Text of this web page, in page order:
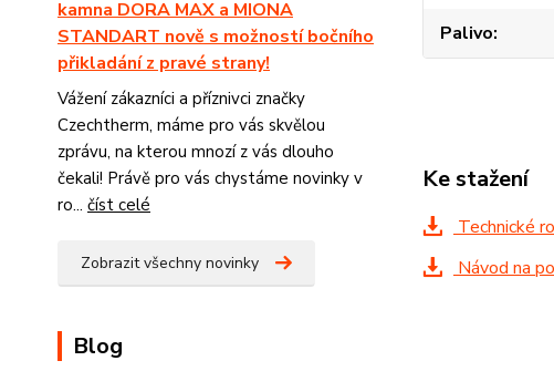
kamna DORA MAX a MIONA
STANDART nově s možností bočního
přikladání z pravé strany!
Vážení zákazníci a příznivci značky
Czechtherm, máme pro vás skvělou
zprávu, na kterou mnozí z vás dlouho
čekali! Právě pro vás chystáme novinky v
ro... číst celé
Zobrazit všechny novinky
Blog
Palivo
Ke stažení
Technické
Návod na